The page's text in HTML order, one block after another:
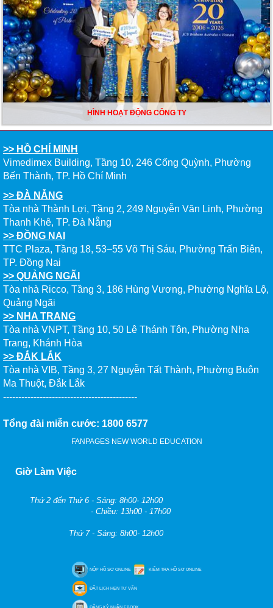
HÌNH HOẠT ĐỘNG CÔNG TY
>> HỒ CHÍ MINH
Vimedimex Building, Tầng 10, 246 Cống Quỳnh, Phường
Bến Thành, TP. Hồ Chí Minh
>> ĐÀ NẴNG
Tòa nhà Thành Lợi, Tầng 2, 249 Nguyễn Văn Linh, Phường
Thanh Khê, TP. Đà Nẵng
>> ĐỒNG NAI
TTC Plaza, Tầng 18, 53–55 Võ Thị Sáu, Phường Trấn Biên,
TP. Đồng Nai
>> QUẢNG NGÃI
Tòa nhà Ricco, Tầng 3, 186 Hùng Vương, Phường Nghĩa Lộ,
Quảng Ngãi
>> NHA TRANG
Tòa nhà VNPT, Tầng 10, 50 Lê Thánh Tôn, Phường Nha
Trang, Khánh Hòa
>> ĐẮK LẮK
Tòa nhà VIB, Tầng 3, 27 Nguyễn Tất Thành, Phường Buôn
Ma Thuột, Đắk Lắk
--------------------------------------------
Tổng đài miễn cước: 1800 6577
FANPAGES NEW WORLD EDUCATION
Giờ Làm Việc
Thứ 2 đến Thứ 6 - Sáng: 8h00- 12h00
- Chiều: 13h00 - 17h00
Thứ 7 - Sáng: 8h00- 12h00
NỘP HỒ SƠ ONLINE KIỂM TRA HỒ SƠ ONLINE
ĐẶT LỊCH HẸN TƯ VẤN
ĐĂNG KÝ NHẬN EBOOK